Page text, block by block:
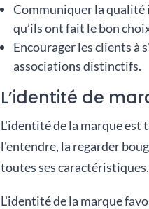
Communiquer la qualité
qu’ils ont fait le bon
Encourager les clients à
associations distinctifs.
L’identité de
L'identité de la marque est
l'entendre, la regarder
toutes ses caractéristiques.
L'identité de la marque